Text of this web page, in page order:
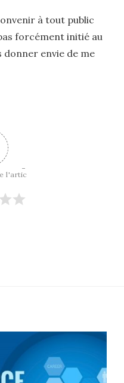
à tout public
forcément initié au
donner envie de me
l'artic